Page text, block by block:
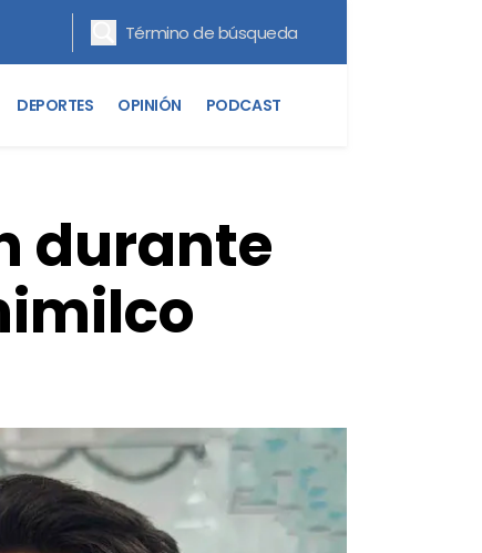
DEPORTES OPINIÓN PODCAST
durante